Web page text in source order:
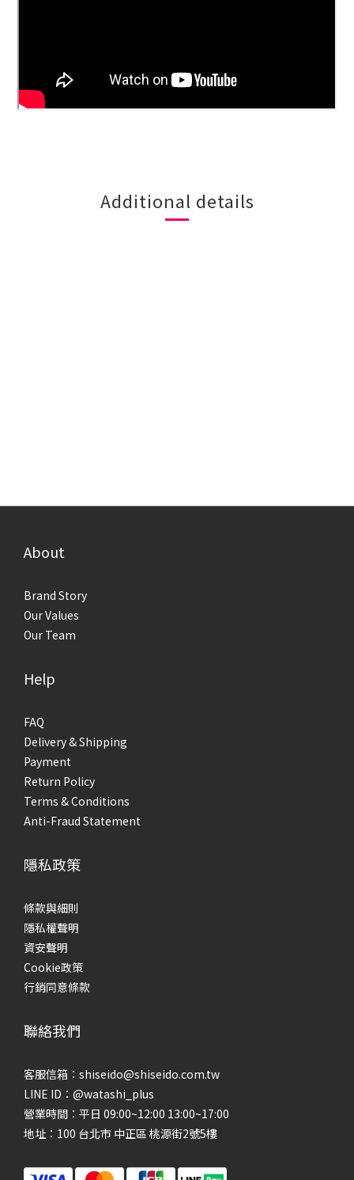
Additional details
About
Brand Story
Our Values
Our Team
Help
FAQ
Delivery & Shipping
Payment
Return Policy
Terms & Conditions
Anti-Fraud Statement
隱私政策
條款與細則
隱私權聲明
資安聲明
Cookie政策
行銷同意條款
聯絡我們
客服信箱：shiseido@shiseido.com.tw
LINE ID：@watashi_plus
營業時間：平日 09:00~12:00 13:00~17:00
地址：100 台北市 中正區 桃源街2號5樓